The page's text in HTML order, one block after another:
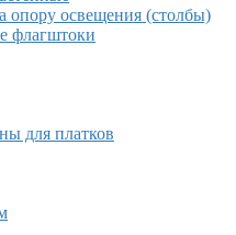
освещения (столбы)
флагштоки
для платков